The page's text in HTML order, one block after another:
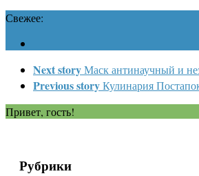
Свежее:
Next storyМаск антинаучный и
Previous storyКулинария
Привет, гость!
Рубрики